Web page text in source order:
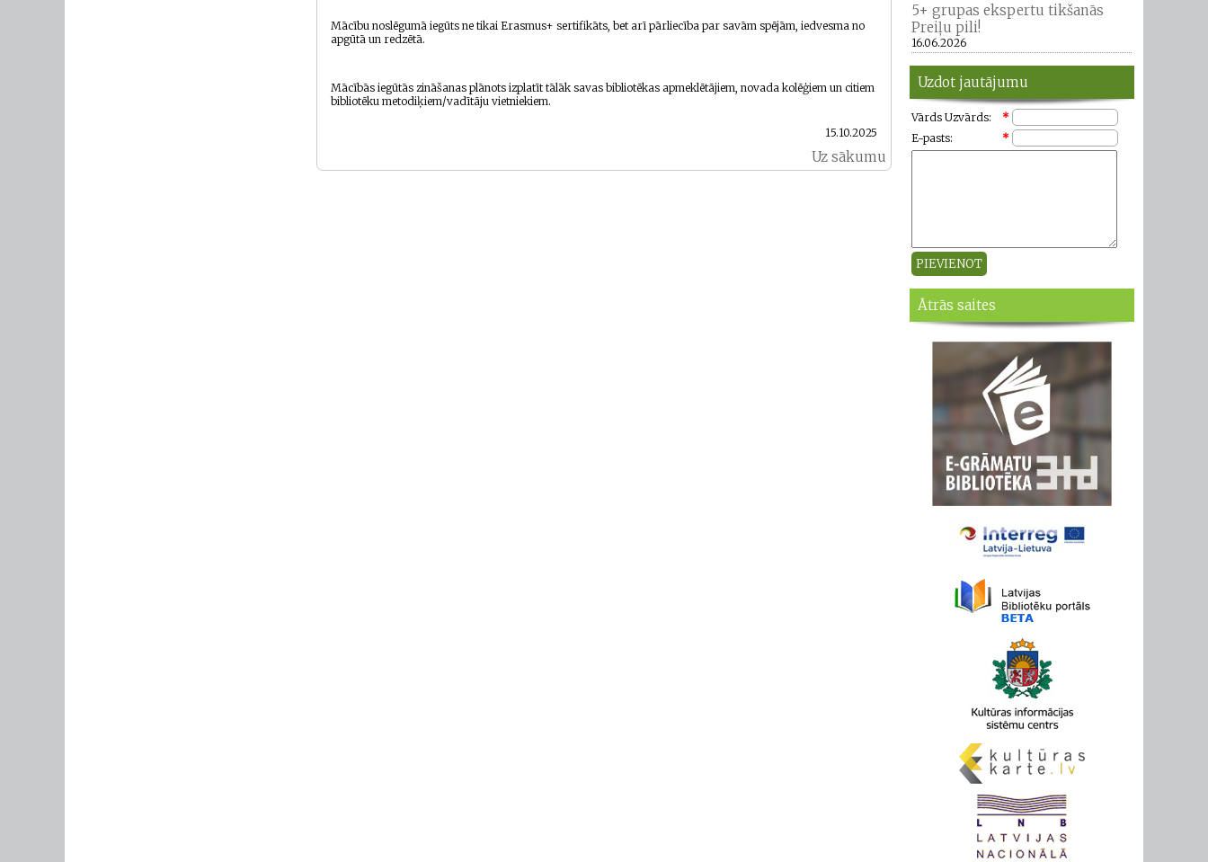
Mācību noslēgumā iegūts ne tikai Erasmus+ sertifikāts, bet arī pārliecība par savām spējām, iedvesma no
apgūtā un redzētā.
Mācībās iegūtās zināšanas plānots izplatīt tālāk savas bibliotēkas apmeklētājiem, novada kolēģiem un citiem
bibliotēku metodiķiem/vadītāju vietniekiem.
15.10.2025
Uz sākumu
5+ grupas ekspertu tikšanās
Preiļu pili!
16.06.2026
Uzdot jautājumu
Vārds Uzvārds:
*
E-pasts:
*
Ātrās saites